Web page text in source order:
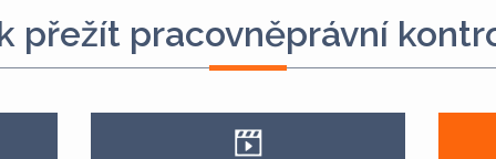
přežít pracovněprávní